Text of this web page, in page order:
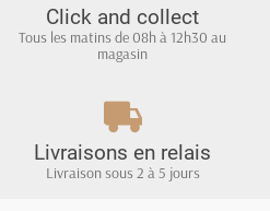
Click and collect
Tous les matins de 08h à 12h30 au
magasin
Livraisons en relais
Livraison sous 2 à 5 jours